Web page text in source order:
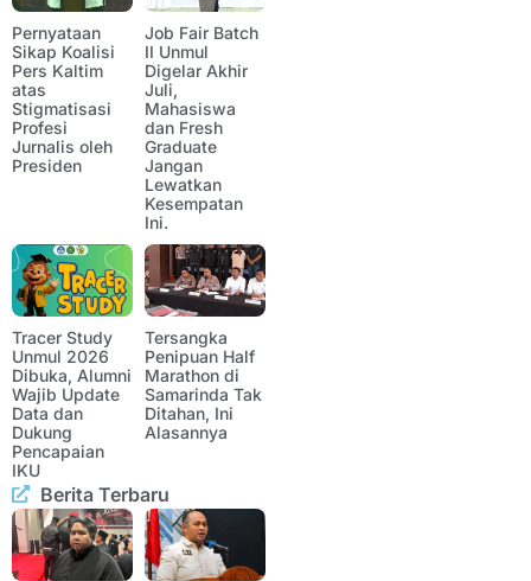
Pernyataan
Sikap Koalisi
Pers Kaltim
atas
Stigmatisasi
Profesi
Jurnalis oleh
Presiden
Job Fair Batch
II Unmul
Digelar Akhir
Juli,
Mahasiswa
dan Fresh
Graduate
Jangan
Lewatkan
Kesempatan
Ini.
Tracer Study
Unmul 2026
Dibuka, Alumni
Wajib Update
Data dan
Dukung
Pencapaian
IKU
Tersangka
Penipuan Half
Marathon di
Samarinda Tak
Ditahan, Ini
Alasannya
Berita Terbaru